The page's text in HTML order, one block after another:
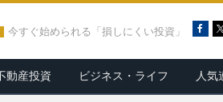
今すぐ始められる「損しにくい投資」
c
e
b
動産投資 ビジネス・ライフ 人気